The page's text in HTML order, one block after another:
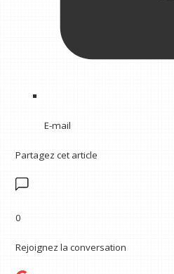
E-mail
Partagez cet article
0
Rejoignez la conversation